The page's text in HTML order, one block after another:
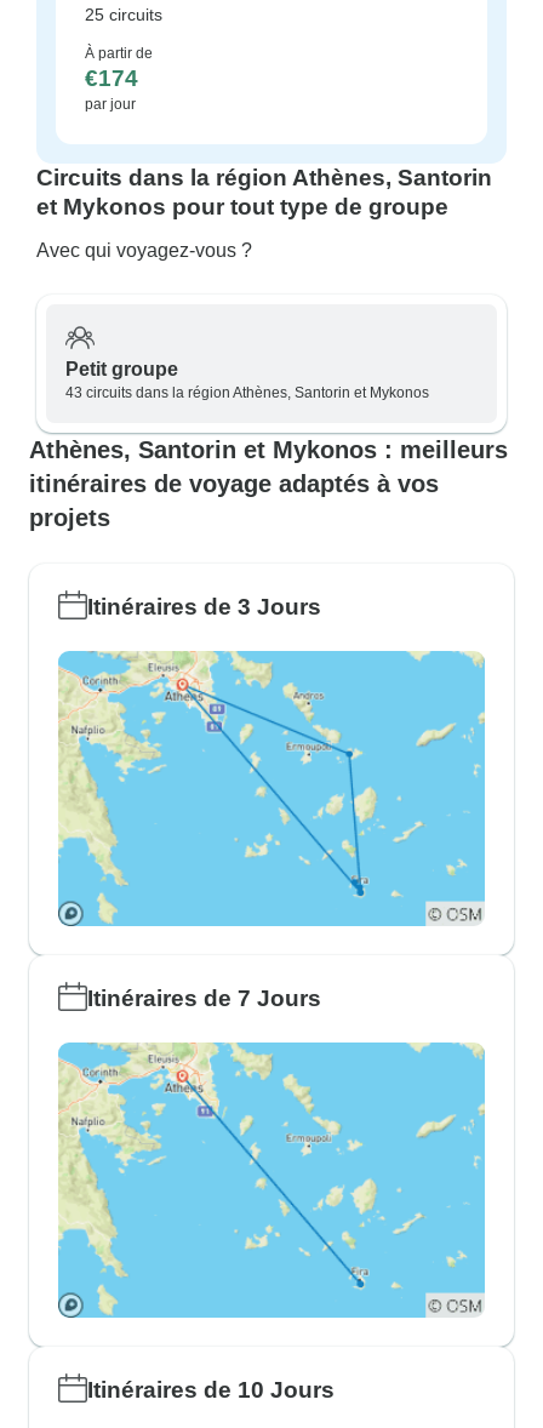
25 circuits
À partir de
€174
par jour
Circuits dans la région Athènes, Santorin
et Mykonos pour tout type de groupe
Avec qui voyagez-vous ?
Petit groupe
43 circuits dans la région Athènes, Santorin et Mykonos
Athènes, Santorin et Mykonos : meilleurs
itinéraires de voyage adaptés à vos
projets
Itinéraires de 3 Jours
Itinéraires de 7 Jours
Itinéraires de 10 Jours